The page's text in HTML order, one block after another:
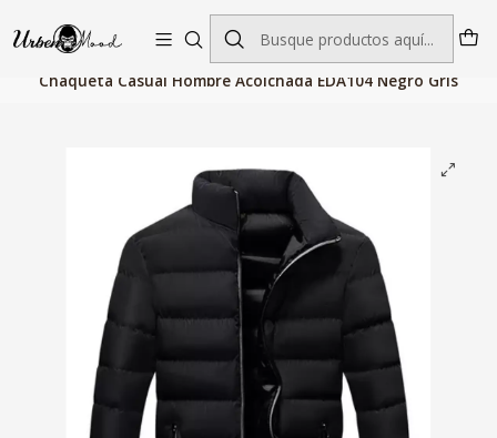
Envío GRATIS desde $60.000 | Entregas rápidas 1–5 días hábiles
Chaquetas y Abrigos Chaquetas
Chaqueta Casual Hombre Acolchada EDA104 Negro Gris